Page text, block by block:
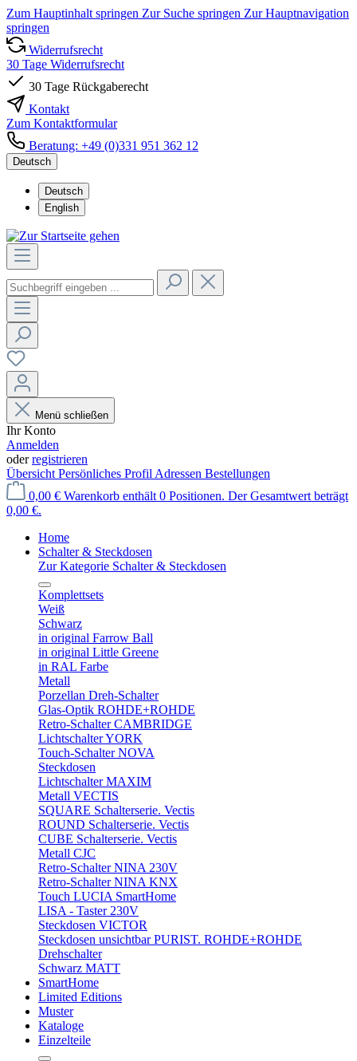
Zum Hauptinhalt springen Zur Suche springen Zur Hauptnavigation
springen
Widerrufsrecht
30 Tage Widerrufsrecht
30 Tage Rückgaberecht
Kontakt
Zum Kontaktformular
Beratung: +49 (0)331 951 362 12
Deutsch
Deutsch
English
Menü schließen
Ihr Konto
Anmelden
oderregistrieren
Übersicht Persönliches Profil Adressen Bestellungen
0,00 € Warenkorb enthält 0 Positionen. Der Gesamtwert beträgt
0,00 €.
Home
Schalter & Steckdosen
Zur Kategorie Schalter & Steckdosen
Komplettsets
Weiß
Schwarz
in original Farrow Ball
in original Little Greene
in RAL Farbe
Metall
Porzellan Dreh-Schalter
Glas-Optik ROHDE+ROHDE
Retro-Schalter CAMBRIDGE
Lichtschalter YORK
Touch-Schalter NOVA
Steckdosen
Lichtschalter MAXIM
Metall VECTIS
SQUARE Schalterserie. Vectis
ROUND Schalterserie. Vectis
CUBE Schalterserie. Vectis
Metall CJC
Retro-Schalter NINA 230V
Retro-Schalter NINA KNX
Touch LUCIA SmartHome
LISA - Taster 230V
Steckdosen VICTOR
Steckdosen unsichtbar PURIST. ROHDE+ROHDE
Drehschalter
Schwarz MATT
SmartHome
Limited Editions
Muster
Kataloge
Einzelteile